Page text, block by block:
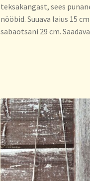
teksakangast, sees
nööbid. Suuava laius 15
sabaotsani 29 cm.